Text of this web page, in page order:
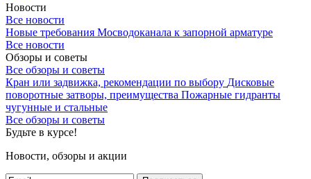
Новости
Все новости
Новые требования Мосводоканала к запорной арматуре
Все новости
Обзоры и советы
Все обзоры и советы
Кран или задвижка, рекомендации по выбору Дисковые
поворотные затворы, преимущества Пожарные гидранты
чугунные и стальные
Все обзоры и советы
Будьте в курсе!
Новости, обзоры и акции